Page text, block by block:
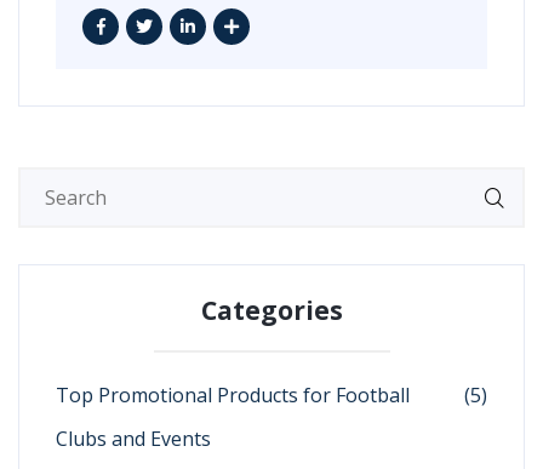
Categories
Top Promotional Products for Football
Clubs and Events
(5)